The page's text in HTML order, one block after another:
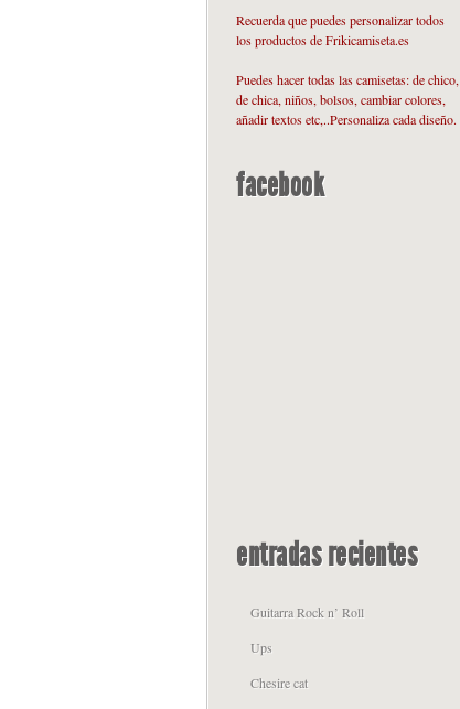
Recuerda que puedes personalizar todos
los productos de Frikicamiseta.es
Puedes hacer todas las camisetas: de chico,
de chica, niños, bolsos, cambiar colores,
añadir textos etc,..Personaliza cada diseño.
facebook
entradas recientes
Guitarra Rock n’ Roll
Ups
Chesire cat